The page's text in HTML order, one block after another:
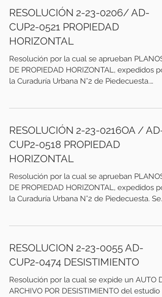
RESOLUCIÓN 2-23-0206/ AD-
CUP2-0521 PROPIEDAD
HORIZONTAL
Resolución por la cual se aprueban PLANOS
DE PROPIEDAD HORIZONTAL, expedidos
la Curaduría Urbana N°2 de Piedecuesta.
RESOLUCIÓN 2-23-0216OA / AD-
CUP2-0518 PROPIEDAD
HORIZONTAL
Resolución por la cual se aprueban PLANOS
DE PROPIEDAD HORIZONTAL, expedidos
la Curaduría Urbana N°2 de Piedecuesta. Se
RESOLUCION 2-23-0055 AD-
CUP2-0474 DESISTIMIENTO
Resolución por la cual se expide un AUTO
ARCHIVO POR DESISTIMIENTO del estudio